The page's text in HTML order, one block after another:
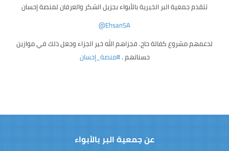
تتقدم جمعية البر الخيرية بالأبواء بجزيل الشكر والعرفان لمنصة إحسان
@EhsanSA
لدعمهم مشروع كفالة حاج. فجزاهم الله خير الجزاء وجعل ذلك في موازين
حسناتهم .#منصة_إحسان
عن جمعية البر بالأبواء